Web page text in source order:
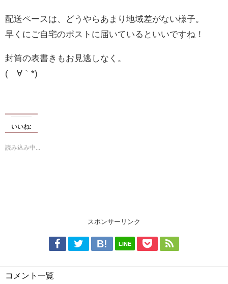
配送ペースは、どうやらあまり地域差がない様子。
早くにご自宅のポストに届いているといいですね！
封筒の表書きもお見逃しなく。
(´∀｀*)
いいね:
読み込み中...
スポンサーリンク
LINE
コメント一覧